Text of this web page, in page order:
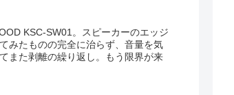
KSC-SW01。スピーカーのエッジ
みたものの完全に治らず、音量を気
また剥離の繰り返し。もう限界が来